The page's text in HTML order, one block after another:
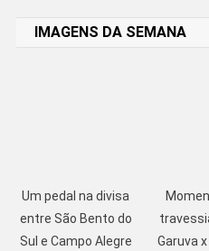
IMAGENS DA SEMANA
Um pedal na divisa
entre São Bento do
Sul e Campo Alegre
Garuva